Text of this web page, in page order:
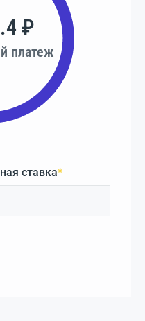
₽
платеж
ставка*